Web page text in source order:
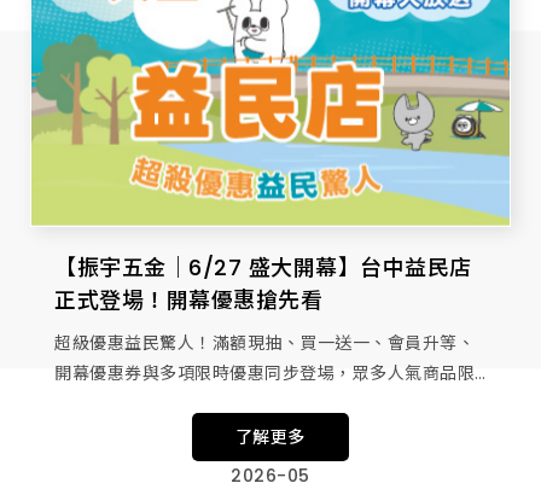
【振宇五金｜6/27 盛大開幕】台中益民店
正式登場！開幕優惠搶先看
超級優惠益民驚人！滿額現抽、買一送一、會員升等、
開幕優惠券與多項限時優惠同步登場，眾多人氣商品限
了解更多
2026-05